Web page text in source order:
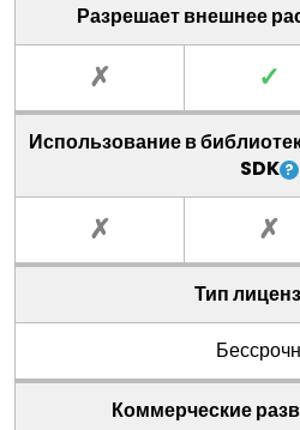
Разрешает внешнее
✗ ✓
Использование в
SDK
✗ ✗
Тип
Коммерческие